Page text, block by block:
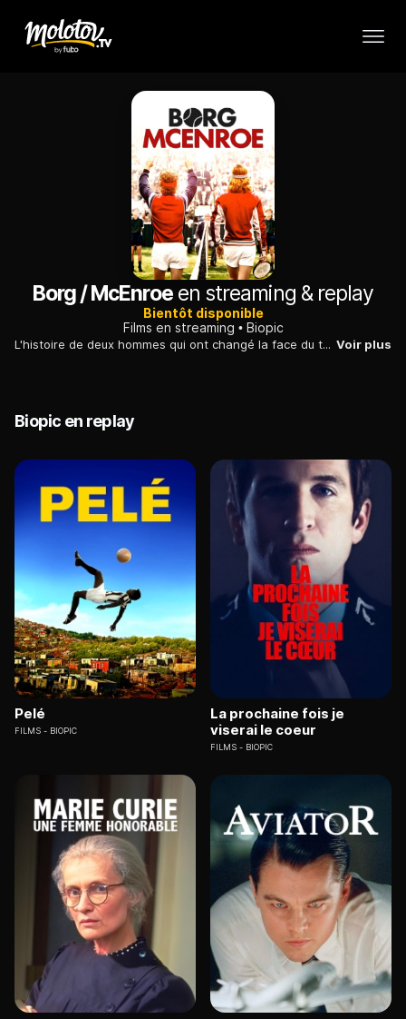
Borg / McEnroeen streaming & replay
Bientôt disponible
Films en streaming
Biopic
L'histoire de deux hommes qui ont changé la face du tennis et sont entrés dans la légende, mais aussi du prix qu’ils ont eu à payer... Voir plus
Biopic en replay
Pelé
FILMS BIOPIC
La prochaine fois je
viserai le coeur
FILMS BIOPIC